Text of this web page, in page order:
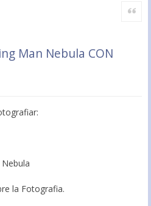
Man Nebula CON
Citar
la Fotografia.